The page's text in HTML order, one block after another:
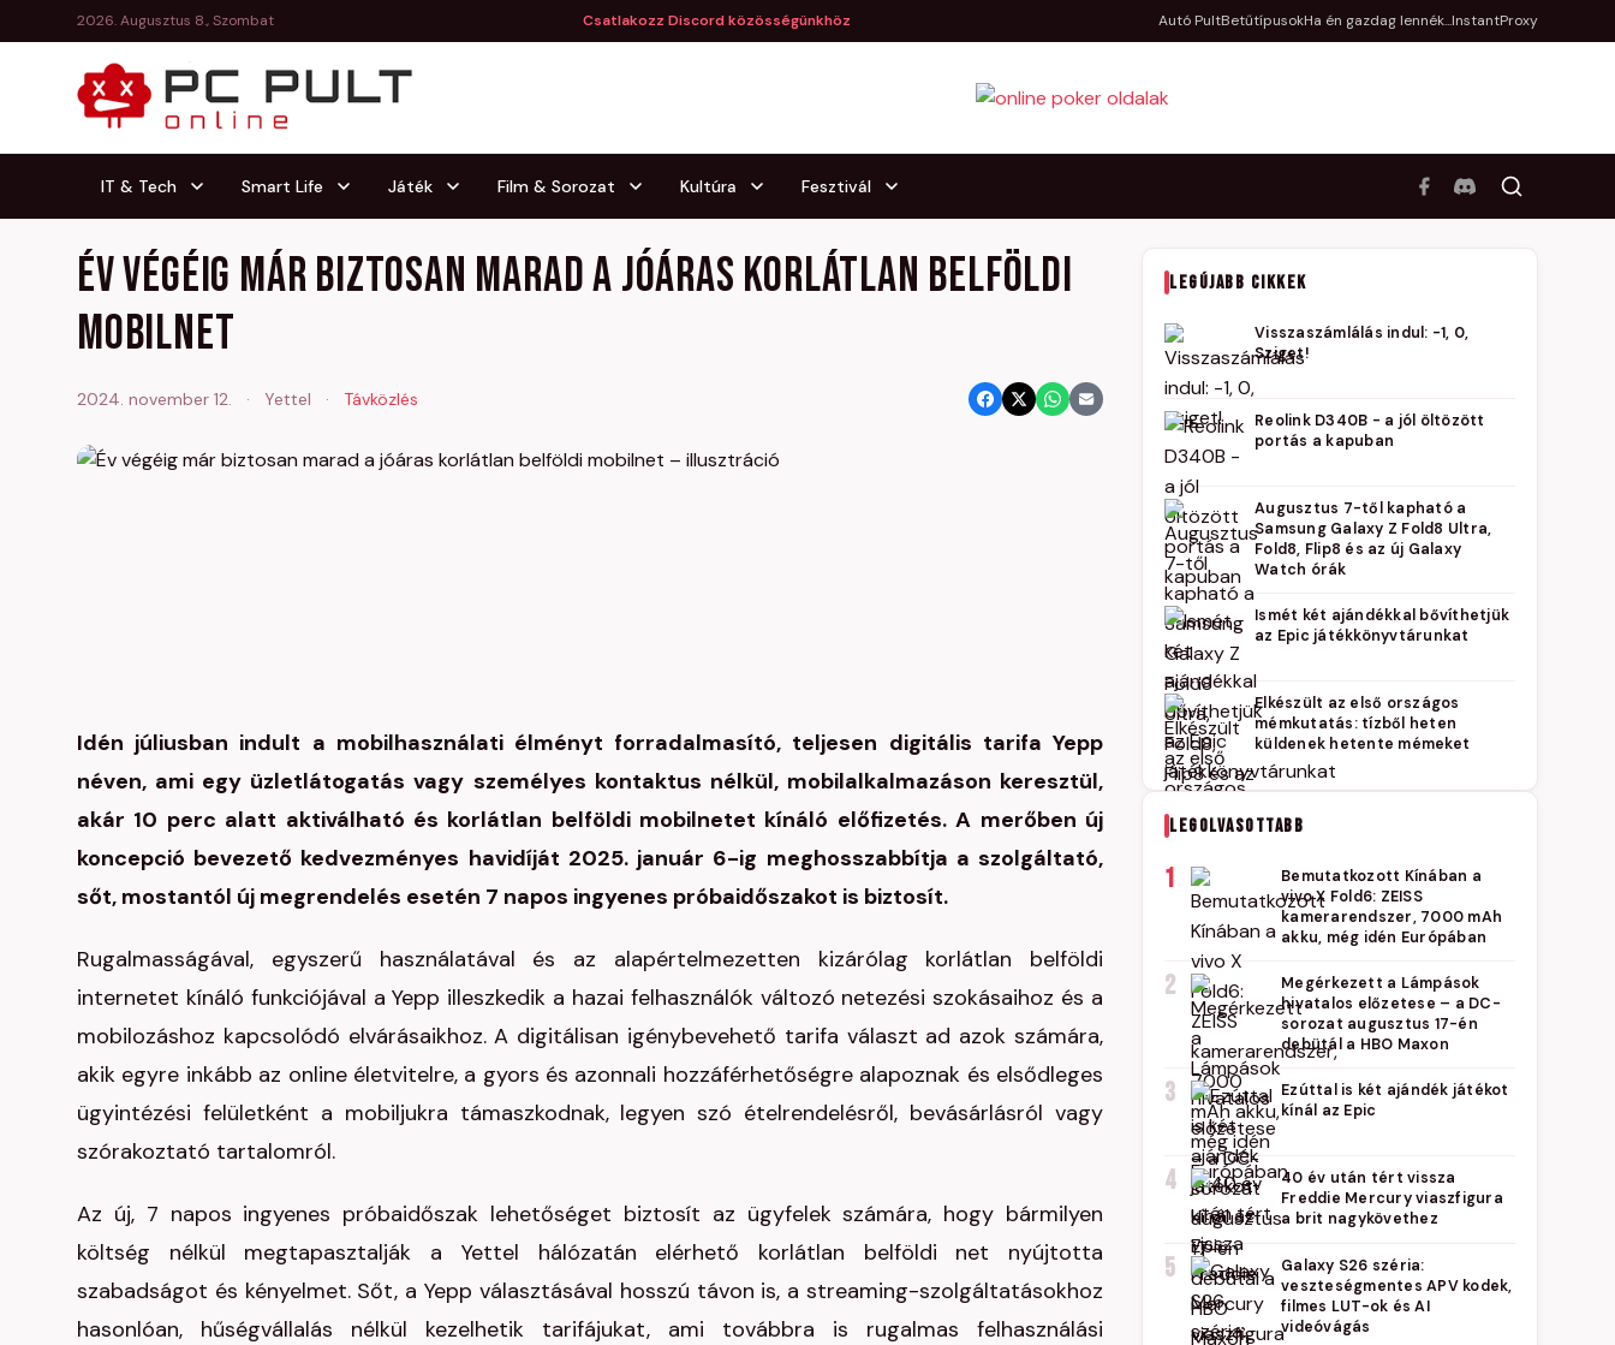
2026. Augusztus 8., Szombat Csatlakozz Discord közösségünkhöz Autó PultBetűtípusokHa én gazdag lennék...InstantProxy
IT & Tech Smart Life Játék Film & Sorozat Kultúra Fesztivál
Év végéig már biztosan marad a jóáras korlátlan belföldi
mobilnet
2024. november 12. · Yettel · Távközlés
Idén júliusban indult a mobilhasználati élményt forradalmasító, teljesen digitális tarifa Yepp
néven, ami egy üzletlátogatás vagy személyes kontaktus nélkül, mobilalkalmazáson keresztül,
akár 10 perc alatt aktiválható és korlátlan belföldi mobilnetet kínáló előfizetés. A merőben új
koncepció bevezető kedvezményes havidíját 2025. január 6-ig meghosszabbítja a szolgáltató,
sőt, mostantól új megrendelés esetén 7 napos ingyenes próbaidőszakot is biztosít.
Rugalmasságával, egyszerű használatával és az alapértelmezetten kizárólag korlátlan belföldi
internetet kínáló funkciójával a Yepp illeszkedik a hazai felhasználók változó netezési szokásaihoz és a
mobilozáshoz kapcsolódó elvárásaikhoz. A digitálisan igénybevehető tarifa választ ad azok számára,
akik egyre inkább az online életvitelre, a gyors és azonnali hozzáférhetőségre alapoznak és elsődleges
ügyintézési felületként a mobiljukra támaszkodnak, legyen szó ételrendelésről, bevásárlásról vagy
szórakoztató tartalomról.
Az új, 7 napos ingyenes próbaidőszak lehetőséget biztosít az ügyfelek számára, hogy bármilyen
költség nélkül megtapasztalják a Yettel hálózatán elérhető korlátlan belföldi net nyújtotta
szabadságot és kényelmet. Sőt, a Yepp választásával hosszú távon is, a streaming-szolgáltatásokhoz
hasonlóan, hűségvállalás nélkül kezelhetik tarifájukat, ami továbbra is rugalmas felhasználási
LEGÚJABB CIKKEK
Visszaszámlálás indul: -1, 0,
Sziget!
Reolink D340B - a jól öltözött
portás a kapuban
Augusztus 7-től kapható a
Samsung Galaxy Z Fold8 Ultra,
Fold8, Flip8 és az új Galaxy
Watch órák
Ismét két ajándékkal bővíthetjük
az Epic játékkönyvtárunkat
Elkészült az első országos
mémkutatás: tízből heten
küldenek hetente mémeket
LEGOLVASOTTABB
1
Bemutatkozott Kínában a
vivo X Fold6: ZEISS
kamerarendszer, 7000 mAh
akku, még idén Európában
2
Megérkezett a Lámpások
hivatalos előzetese – a DC-
sorozat augusztus 17-én
debütál a HBO Maxon
3
Ezúttal is két ajándék játékot
kínál az Epic
4
40 év után tért vissza
Freddie Mercury viaszfigura
a brit nagykövethez
5
Galaxy S26 széria:
veszteségmentes APV kodek,
filmes LUT-ok és AI
videóvágás